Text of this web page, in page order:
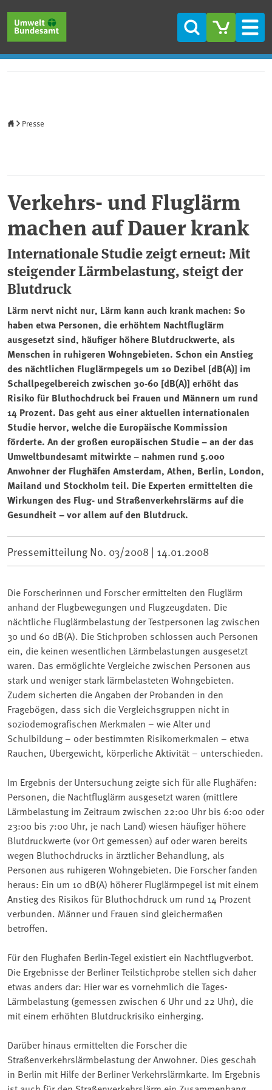
Suche
Presse
Verkehrs- und Fluglärm
machen auf Dauer krank
Internationale Studie zeigt erneut: Mit
steigender Lärmbelastung, steigt der
Blutdruck
Lärm nervt nicht nur, Lärm kann auch krank machen: So
haben etwa Personen, die erhöhtem Nachtfluglärm
ausgesetzt sind, häufiger höhere Blutdruckwerte, als
Menschen in ruhigeren Wohngebieten. Schon ein Anstieg
des nächtlichen Fluglärmpegels um 10 Dezibel [dB(A)] im
Schallpegelbereich zwischen 30-60 [dB(A)] erhöht das
Risiko für Bluthochdruck bei Frauen und Männern um rund
14 Prozent. Das geht aus einer aktuellen internationalen
Studie hervor, welche die Europäische Kommission
förderte. An der großen europäischen Studie – an der das
Umweltbundesamt mitwirkte – nahmen rund 5.000
Anwohner der Flughäfen Amsterdam, Athen, Berlin, London,
Mailand und Stockholm teil. Die Experten ermittelten die
Wirkungen des Flug- und Straßenverkehrslärms auf die
Gesundheit – vor allem auf den Blutdruck.
Pressemitteilung No. 03/2008 | 14.01.2008
Die Forscherinnen und Forscher ermittelten den Fluglärm
anhand der Flugbewegungen und Flugzeugdaten. Die
nächtliche Fluglärmbelastung der Testpersonen lag zwischen
30 und 60 dB(A). Die Stichproben schlossen auch Personen
ein, die keinen wesentlichen Lärmbelastungen ausgesetzt
waren. Das ermöglichte Vergleiche zwischen Personen aus
stark und weniger stark lärmbelasteten Wohngebieten.
Zudem sicherten die Angaben der Probanden in den
Fragebögen, dass sich die Vergleichsgruppen nicht in
soziodemografischen Merkmalen – wie Alter und
Schulbildung – oder bestimmten Risikomerkmalen – etwa
Rauchen, Übergewicht, körperliche Aktivität – unterschieden.
Im Ergebnis der Untersuchung zeigte sich für alle Flughäfen:
Personen, die Nachtfluglärm ausgesetzt waren (mittlere
Lärmbelastung im Zeitraum zwischen 22:00 Uhr bis 6:00 oder
23:00 bis 7:00 Uhr, je nach Land) wiesen häufiger höhere
Blutdruckwerte (vor Ort gemessen) auf oder waren bereits
wegen Bluthochdrucks in ärztlicher Behandlung, als
Personen aus ruhigeren Wohngebieten. Die Forscher fanden
heraus: Ein um 10 dB(A) höherer Fluglärmpegel ist mit einem
Anstieg des Risikos für Bluthochdruck um rund 14 Prozent
verbunden. Männer und Frauen sind gleichermaßen
betroffen.
Für den Flughafen Berlin-Tegel existiert ein Nachtflugverbot.
Die Ergebnisse der Berliner Teilstichprobe stellen sich daher
etwas anders dar: Hier war es vornehmlich die Tages-
Lärmbelastung (gemessen zwischen 6 Uhr und 22 Uhr), die
mit einem erhöhten Blutdruckrisiko einherging.
Darüber hinaus ermittelten die Forscher die
Straßenverkehrslärmbelastung der Anwohner. Dies geschah
in Berlin mit Hilfe der Berliner Verkehrslärmkarte. Im Ergebnis